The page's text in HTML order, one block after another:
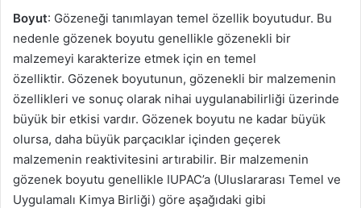
Boyut: Gözeneği tanımlayan temel özellik boyutudur. Bu
nedenle gözenek boyutu genellikle gözenekli bir
malzemeyi karakterize etmek için en temel
özelliktir. Gözenek boyutunun, gözenekli bir malzemenin
özellikleri ve sonuç olarak nihai uygulanabilirliği üzerinde
büyük bir etkisi vardır. Gözenek boyutu ne kadar büyük
olursa, daha büyük parçacıklar içinden geçerek
malzemenin reaktivitesini artırabilir. Bir malzemenin
gözenek boyutu genellikle IUPAC’a (Uluslararası Temel ve
Uygulamalı Kimya Birliği) göre aşağıdaki gibi